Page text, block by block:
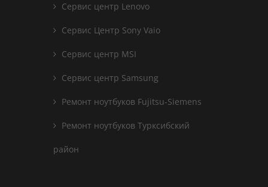
Сервис центр Lenovo
Сервис Центр Sony Vaio
Сервис центр MSI
Сервис центр Samsung
Ремонт ноутбуков Fujitsu-Siemens
Ремонт ноутбуков Турксибский
район